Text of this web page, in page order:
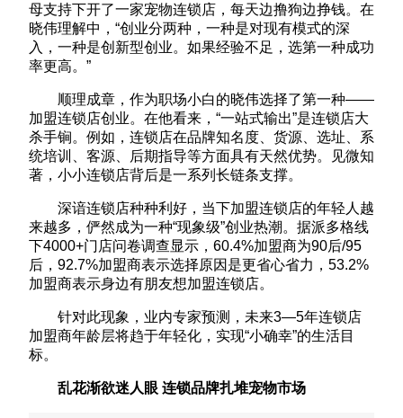
母支持下开了一家宠物连锁店，每天边撸狗边挣钱。在
晓伟理解中，“创业分两种，一种是对现有模式的深
入，一种是创新型创业。如果经验不足，选第一种成功
率更高。”
顺理成章，作为职场小白的晓伟选择了第一种——
加盟连锁店创业。在他看来，“一站式输出”是连锁店大
杀手锏。例如，连锁店在品牌知名度、货源、选址、系
统培训、客源、后期指导等方面具有天然优势。见微知
著，小小连锁店背后是一系列长链条支撑。
深谙连锁店种种利好，当下加盟连锁店的年轻人越
来越多，俨然成为一种“现象级”创业热潮。据派多格线
下4000+门店问卷调查显示，60.4%加盟商为90后/95
后，92.7%加盟商表示选择原因是更省心省力，53.2%
加盟商表示身边有朋友想加盟连锁店。
针对此现象，业内专家预测，未来3—5年连锁店
加盟商年龄层将趋于年轻化，实现“小确幸”的生活目
标。
乱花渐欲迷人眼 连锁品牌扎堆宠物市场